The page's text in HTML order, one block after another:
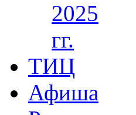
2025
гг.
ТИЦ
Афиша